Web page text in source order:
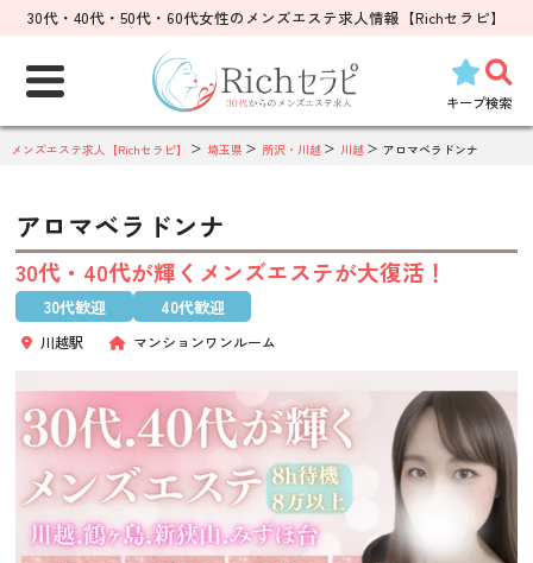
30代・40代・50代・60代女性のメンズエステ求人情報【Richセラピ】
キープ検索
索:
メンズエステ求人【Richセラピ】 埼玉県 所沢・川越 川越 アロマベラドンナ
アロマベラドンナ
30代・40代が輝くメンズエステが大復活！
30代歓迎 40代歓迎
川越駅 マンションワンルーム